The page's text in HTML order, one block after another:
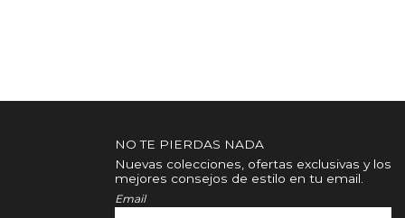
NO TE PIERDAS NADA
Nuevas colecciones, ofertas exclusivas y los
mejores consejos de estilo en tu email.
Email